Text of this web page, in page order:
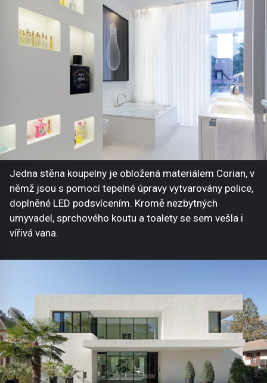
Jedna stěna koupelny je obložená materiálem Corian, v
němž jsou s pomocí tepelné úpravy vytvarovány police,
doplněné LED podsvícením. Kromě nezbytných
umyvadel, sprchového koutu a toalety se sem vešla i
vířivá vana.